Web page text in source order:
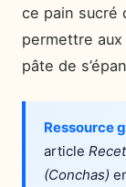
ce pain sucré
permettre
pâte de
Ressource
article
(Conchas)